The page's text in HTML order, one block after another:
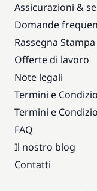
Assicurazioni &
Domande
Rassegna Stampa
Offerte di lavoro
Note legali
Termini e
Termini e
FAQ
Il nostro blog
Contatti